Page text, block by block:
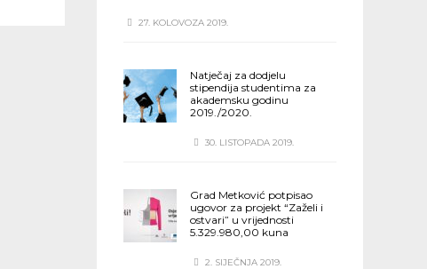
27. KOLOVOZA 2019.
Natječaj za dodjelu
stipendija studentima za
akademsku godinu
2019./2020.
30. LISTOPADA 2019.
Grad Metković potpisao
ugovor za projekt “Zaželi i
ostvari” u vrijednosti
5.329.980,00 kuna
2. SIJEČNJA 2019.